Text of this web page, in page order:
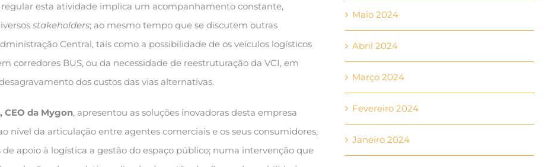
regular esta atividade implica um acompanhamento constante,
stakeholders; ao mesmo tempo que se discutem outras
Central, tais como a possibilidade de os veículos logísticos
corredores BUS, ou da necessidade de reestruturação da VCI, em
dos custos das vias alternativas.
CEO da Mygon, apresentou as soluções inovadoras desta empresa
nível da articulação entre agentes comerciais e os seus consumidores,
de apoio à logística a gestão do espaço público; numa intervenção que
Maio 2024
Abril 2024
Março 2024
Fevereiro 2024
Janeiro 2024